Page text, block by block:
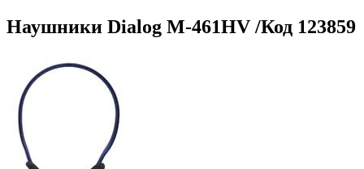
Наушники Dialog M-461HV /Код 123859